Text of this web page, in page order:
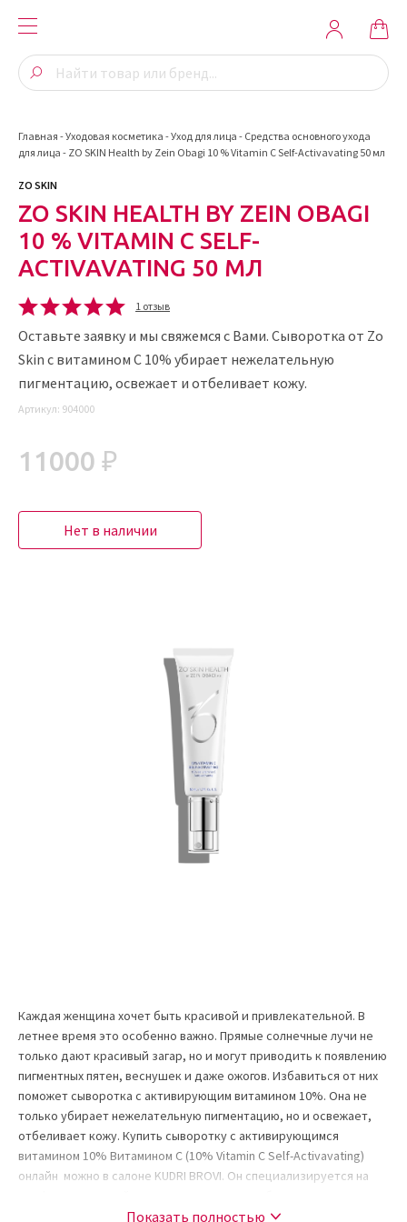
Главная -Уходовая косметика -Уход для лица - Средства основного ухода
для лица - ZO SKIN Health by Zein Obagi 10 % Vitamin C Self-Activavating 50 мл
Нет в наличии
Каждая женщина хочет быть красивой и привлекательной. В
летнее время это особенно важно. Прямые солнечные лучи не
только дают красивый загар, но и могут приводить к появлению
пигментных пятен, веснушек и даже ожогов. Избавиться от них
поможет сыворотка с активирующим витамином 10%. Она не
только убирает нежелательную пигментацию, но и освежает,
отбеливает кожу. Купить сыворотку с активирующимся
витамином 10% Витамином С (10% Vitamin C Self-Activavating)
онлайн можно в салоне KUDRI BROVI. Он специализируется на
Показать полностью
ZO SKIN
ZO SKIN HEALTH BY ZEIN OBAGI
10 % VITAMIN C SELF-
ACTIVAVATING 50 МЛ
1 отзыв
Оставьте заявку и мы свяжемся с Вами. Сыворотка от Zo
Skin с витамином C 10% убирает нежелательную
пигментацию, освежает и отбеливает кожу.
Артикул: 904000
11000 ₽